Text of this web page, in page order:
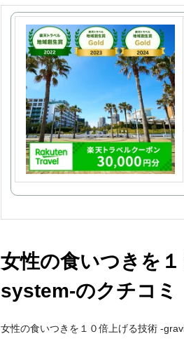
女性の食いつきを
system-のクチコ
女性の食いつきを１０倍上げる技術 -